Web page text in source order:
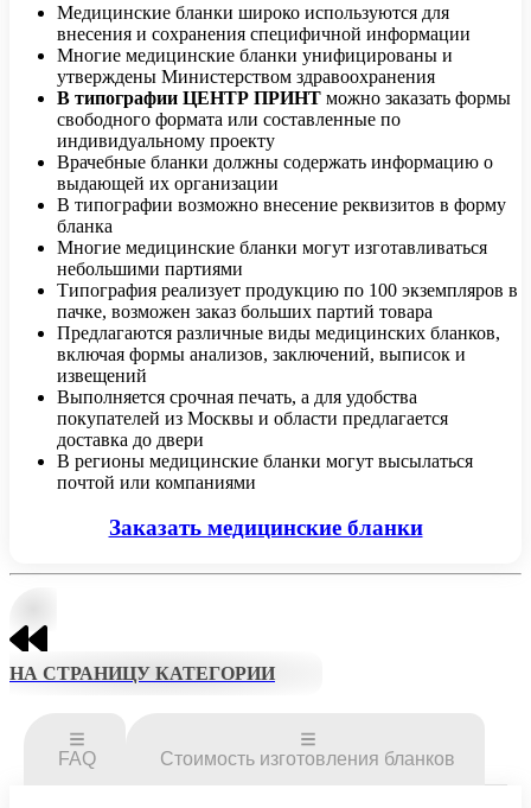
Медицинские бланки широко используются для
внесения и сохранения специфичной информации
Многие медицинские бланки унифицированы и
утверждены Министерством здравоохранения
В типографии ЦЕНТР ПРИНТ можно заказать формы
свободного формата или составленные по
индивидуальному проекту
Врачебные бланки должны содержать информацию о
выдающей их организации
В типографии возможно внесение реквизитов в форму
бланка
Многие медицинские бланки могут изготавливаться
небольшими партиями
Типография реализует продукцию по 100 экземпляров в
пачке, возможен заказ больших партий товара
Предлагаются различные виды медицинских бланков,
включая формы анализов, заключений, выписок и
извещений
Выполняется срочная печать, а для удобства
покупателей из Москвы и области предлагается
доставка до двери
В регионы медицинские бланки могут высылаться
почтой или компаниями
Заказать медицинские бланки
НА СТРАНИЦУ КАТЕГОРИИ
FAQ Стоимость изготовления бланков